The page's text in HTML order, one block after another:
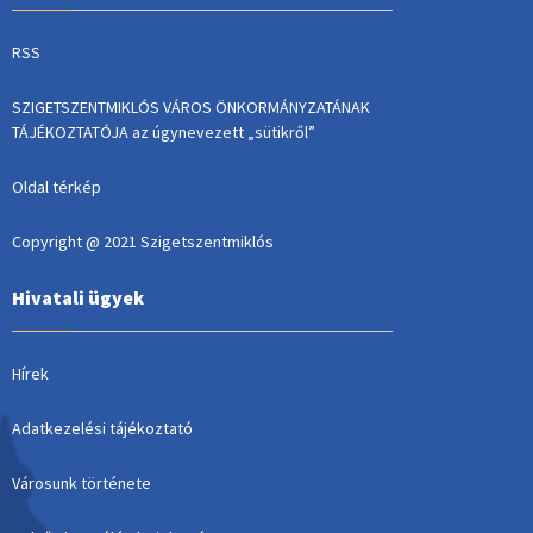
RSS
SZIGETSZENTMIKLÓS VÁROS ÖNKORMÁNYZATÁNAK
TÁJÉKOZTATÓJA az úgynevezett „sütikről”
Oldal térkép
Copyright @ 2021 Szigetszentmiklós
Hivatali ügyek
Hírek
Adatkezelési tájékoztató
Városunk története